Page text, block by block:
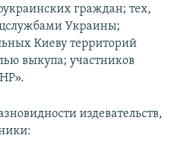
граждан; тех,
Украины;
Киеву территорий
выкупа; участников
издевательств,